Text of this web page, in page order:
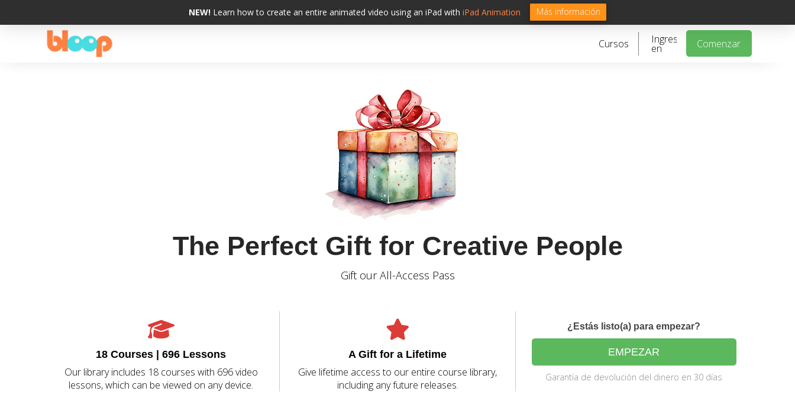
NEW! Learn how to create an entire animated video using an iPad with iPad Animation Más información
Cursos Ingresa
en Comenzar
The Perfect Gift for Creative People
Gift our All-Access Pass
18 Courses | 696 Lessons
Our library includes 18 courses with 696 video
lessons, which can be viewed on any device.
A Gift for a Lifetime
Give lifetime access to our entire course library,
including any future releases.
¿Estás listo(a) para empezar?
EMPEZAR
Garantía de devolución del dinero en 30 días